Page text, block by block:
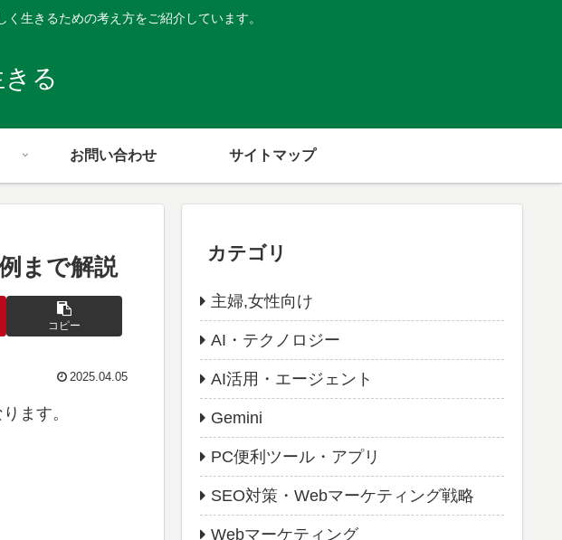
生きるための考え方をご紹介しています。
る
お問い合わせ サイトマップ
まで解説
コピー
2025.04.05
ます。
カテゴリ
主婦,女性向け
AI・テクノロジー
AI活用・エージェント
Gemini
PC便利ツール・アプリ
SEO対策・Webマーケティング戦略
Webマーケティング